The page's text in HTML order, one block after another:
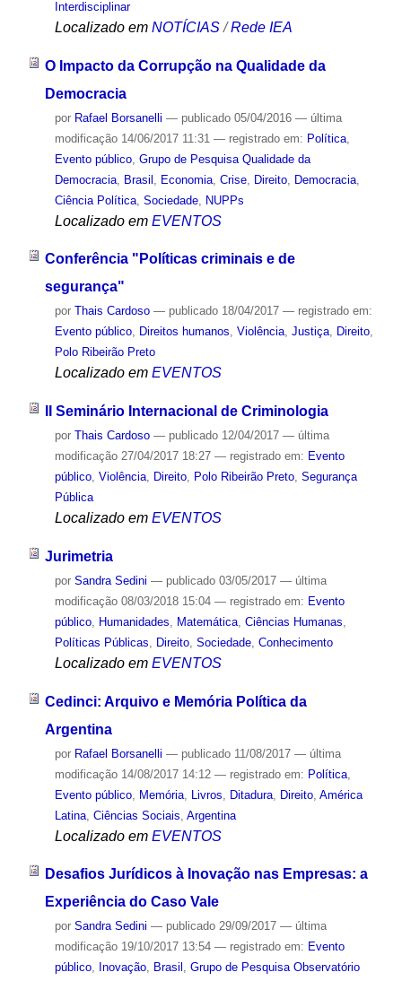
Interdisciplinar
Localizado em NOTÍCIAS /Rede IEA
O Impacto da Corrupção na Qualidade da
Democracia
por Rafael Borsanelli — publicado05/04/2016 — última
modificação14/06/2017 11:31 — registrado em: Política,
Evento público, Grupo de Pesquisa Qualidade da
Democracia, Brasil Economia, Crise, Direito, Democracia,
Ciência Política, Sociedade, NUPPs
Localizado em EVENTOS
Conferência "Políticas criminais e de
segurança"
por Thais Cardoso — publicado18/04/2017 — registrado em:
Evento público, Direitos humanos, Violência, Justiça, Direito,
Polo Ribeirão Preto
Localizado em EVENTOS
II Seminário Internacional de Criminologia
por Thais Cardoso — publicado12/04/2017 — última
modificação27/04/2017 18:27 — registrado em: Evento
público, Violência, Direito, Polo Ribeirão Preto, Segurança
Pública
Localizado em EVENTOS
Jurimetria
por Sandra Sedini — publicado03/05/2017 — última
modificação08/03/2018 15:04 — registrado em: Evento
público, Humanidades Matemática, Ciências Humanas
Políticas Públicas
Direito, Sociedade, Conhecimento
Localizado em EVENTOS
Cedinci: Arquivo e Memória Política da
Argentina
por Rafael Borsanelli — publicado11/08/2017 — última
modificação14/08/2017 14:12 — registrado em: Política,
Evento público, Memória, Livros Ditadura, Direito, América
Latina, Ciências Sociais Argentina
Localizado em EVENTOS
Desafios Jurídicos à Inovação nas Empresas: a
Experiência do Caso Vale
por Sandra Sedini — publicado29/09/2017 — última
modificação19/10/2017 13:54 — registrado em: Evento
público, Inovação, Brasil , Grupo de Pesquisa Observatório